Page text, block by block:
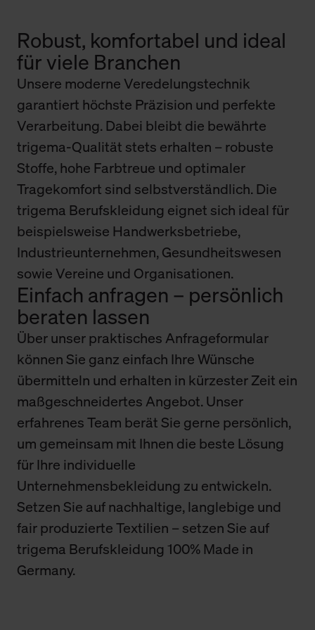
Robust, komfortabel und ideal
für viele Branchen
Unsere moderne Veredelungstechnik
garantiert höchste Präzision und perfekte
Verarbeitung. Dabei bleibt die bewährte
trigema-Qualität stets erhalten – robuste
Stoffe, hohe Farbtreue und optimaler
Tragekomfort sind selbstverständlich. Die
trigema Berufskleidung eignet sich ideal für
beispielsweise Handwerksbetriebe,
Industrieunternehmen, Gesundheitswesen
sowie Vereine und Organisationen.
Einfach anfragen – persönlich
beraten lassen
Über unser praktisches Anfrageformular
können Sie ganz einfach Ihre Wünsche
übermitteln und erhalten in kürzester Zeit ein
maßgeschneidertes Angebot. Unser
erfahrenes Team berät Sie gerne persönlich,
um gemeinsam mit Ihnen die beste Lösung
für Ihre individuelle
Unternehmensbekleidung zu entwickeln.
Setzen Sie auf nachhaltige, langlebige und
fair produzierte Textilien – setzen Sie auf
trigema Berufskleidung 100% Made in
Germany.